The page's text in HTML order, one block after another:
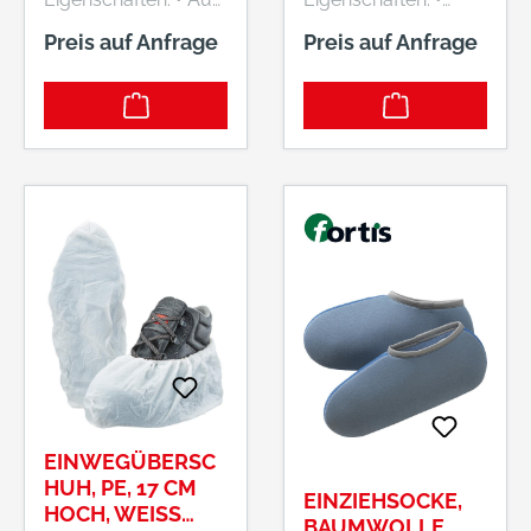
atmungsaktivem
Latexschaum •
Antibakteriell •
Pilzhemmend •
verpackt Hersteller:
Einkaufsbüro
Deutscher
Eisenhändler GmbH,
EDE Platz 1, 42389
Wuppertal, DE,
+4920260960,
webkontakt@ede.de
Preis auf Anfrage
Hoher Anteil von
Aktivkohle stoppt
den Fußgeruch und
absorbiert den
Antistatisch •
32–46) • SB-
verpackt Material:
Oberseite 50 %
Baumwolle, 50 %
Polyester Hersteller:
Eisenhändler GmbH,
Preis auf Anfrage
EINWEGÜBERSC
HUH, PE, 17 CM
HOCH, WEISS A
EINZIEHSOCKE,